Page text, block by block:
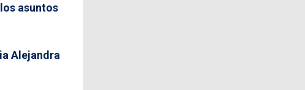
asuntos
Alejandra